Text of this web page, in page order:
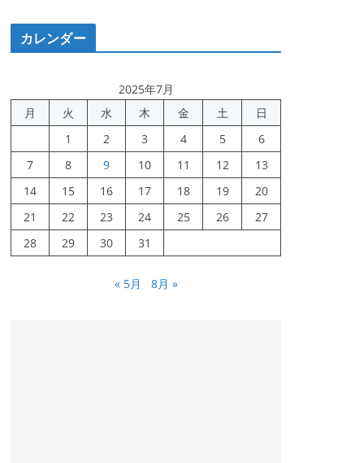
カレンダー
2025年7月
月
火 水 木 金 土
日
1
2 3 4 5
6
7
8 9 10 11 12
13
14
15 16 17 18 19
20
21
22 23 24 25 26
27
28
29 30 31
« 5月 8月 »